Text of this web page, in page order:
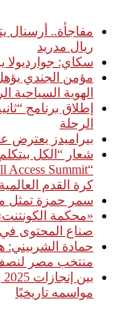
مفاجأة.. أرسنال
ريال مدريد
سكاي: جوارديولا
الهوية السياحية
إطلاق برنامج
الرحلة
بيراميدز يعترض
شعار “الكل
كرة القدم العالمية*
سمر حمزة تمثل
«محكمة
صناع المحتوى
حمادة الشربيني:
منتخب مصر لنصف
مواسمه تاريخيًا